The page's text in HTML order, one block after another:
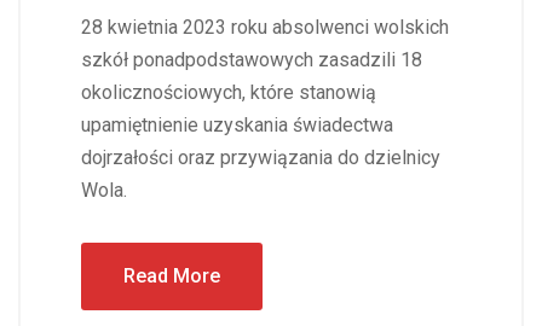
28 kwietnia 2023 roku absolwenci wolskich
szkół ponadpodstawowych zasadzili 18
okolicznościowych, które stanowią
upamiętnienie uzyskania świadectwa
dojrzałości oraz przywiązania do dzielnicy
Wola.
Read More